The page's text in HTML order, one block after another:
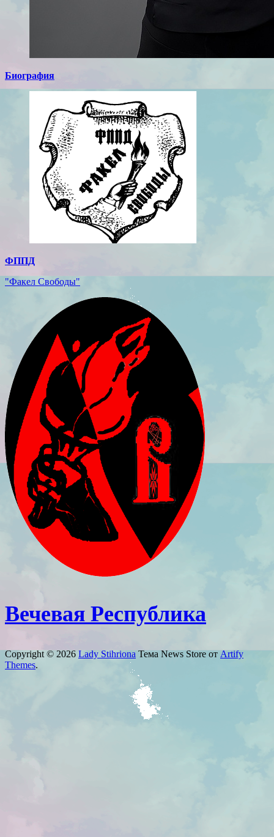
Биография
ФППД
"Факел Свободы"
Вечевая Республика
Copyright © 2026 Lady Stihriona Тема News Store отArtify
Themes.